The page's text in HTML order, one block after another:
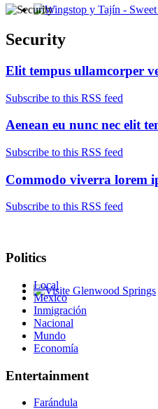
Glenwood Springs - Bello y
Security
Elit tempus ullamcorper
Subscribe to this RSS feed
Aenean eu nunc nec elit
Subscribe to this RSS feed
Commodo viverra lorem
Subscribe to this RSS feed
Politics
Local
Mexico
Inmigración
Nacional
Mundo
Economía
Entertainment
Farándula